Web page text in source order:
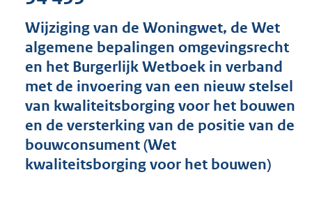
s
g
r
o
t
t
4
Wijziging van de Woningwet, de Wet
algemene bepalingen omgevingsrecht
en het Burgerlijk Wetboek in verband
met de invoering van een nieuw stelsel
van kwaliteitsborging voor het bouwen
en de versterking van de positie van de
bouwconsument (Wet
kwaliteitsborging voor het bouwen)